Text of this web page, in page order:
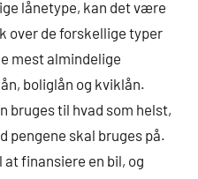
lånetype, kan det være
over de forskellige typer
mest almindelige
boliglån og kviklån.
bruges til hvad som helst,
pengene skal bruges på.
finansiere en bil, og